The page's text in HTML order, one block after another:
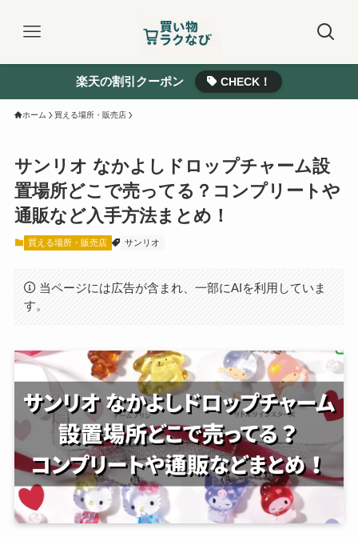
楽天の割引クーポン CHECK！
ホーム 買える場所・販売店
サンリオ なかよしドロップチャーム設
置場所どこで売ってる？コンプリートや
通販など入手方法まとめ！
買える場所・販売店 サンリオ
当ページには広告が含まれ、一部にAIを利用していま
す。